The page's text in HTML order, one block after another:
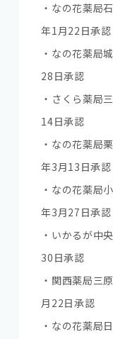
・なの花薬局
年1月22日承認
・なの花薬局
28日承認
・さくら薬局
14日承認
・なの花薬局
年3月13日承認
・なの花薬局
年3月27日承認
・いかるが中
30日承認
・関西薬局三
月22日承認
・なの花薬局